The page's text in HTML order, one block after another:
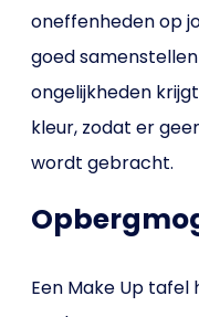
oneffenheden op
goed
ongelijkheden
kleur, zodat er
wordt gebracht.
Een Make Up